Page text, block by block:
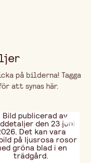
på bilderna! Tagga
att synas här.